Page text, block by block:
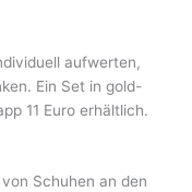
aufwerten,
Ein Set in gold-
11 Euro erhältlich.
Schuhen an den